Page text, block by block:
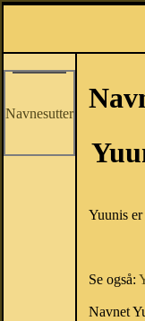
Navnesutter
Yuunis er
Se også:
Navnet